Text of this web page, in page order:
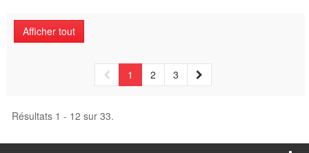
Afficher tout
1 2 3
Résultats 1 - 12 sur 33.